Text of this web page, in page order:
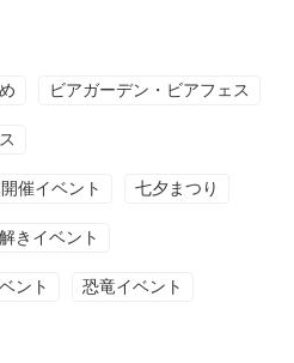
ビアガーデン・ビアフェス
催イベント 七夕まつり
きイベント
ント 恐竜イベント